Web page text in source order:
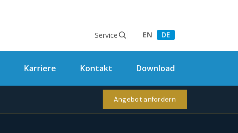
Service EN DE
Karriere Kontakt Download
Angebot anfordern